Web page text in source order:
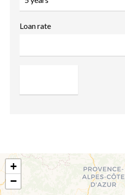
Loan rate
+
−